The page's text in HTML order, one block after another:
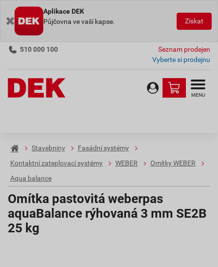
Aplikace DEK
Půjčovna ve vaší kapse.
Získat
510 000 100
Seznam prodejen
Vyberte si prodejnu
MENU
Stavebniny
Fasádní systémy
Kontaktní zateplovací systémy
WEBER
Omítky WEBER
Aqua balance
Omítka pastovitá weberpas
aquaBalance rýhovaná 3 mm SE2B
25 kg